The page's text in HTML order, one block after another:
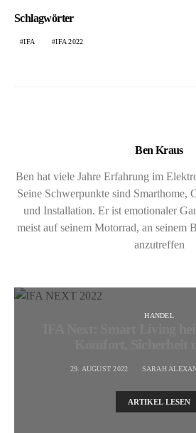
Schlagwörter
IFA IFA 2022
Ben Kraus
Ben hat viele Jahre Erfahrung im
Seine Schwerpunkte sind Smarthome,
und Installation. Er ist emotionaler
meist auf seinem Motorrad, an seinem
anzutreffen
HANDEL
29. AUGUST 2022 SARAH
ARTIKEL LESEN